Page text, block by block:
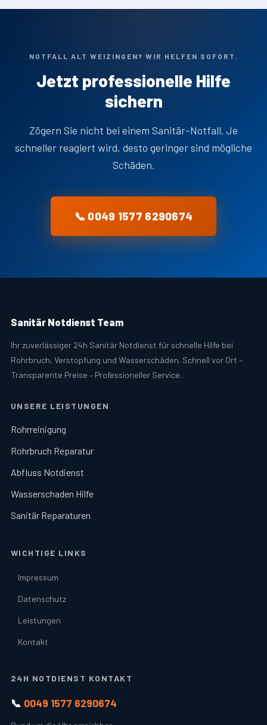
NOTFALL ALT WEIZINGEN? WIR HELFEN SOFORT.
Jetzt professionelle Hilfe
sichern
Zögern Sie nicht bei einem Sanitär-Notfall. Je
schneller reagiert wird, desto geringer sind mögliche
Schäden.
📞 0049 1577 6290674
Sanitär Notdienst Team
Ihr zuverlässiger 24h Sanitär Notdienst für schnelle Hilfe bei
Rohrbruch, Verstopfung und Wasserschäden. Schnell vor Ort –
Transparente Preise – Professioneller Service.
UNSERE LEISTUNGEN
Rohrreinigung
Rohrbruch Reparatur
Abfluss Notdienst
Wasserschaden Hilfe
Sanitär Reparaturen
WICHTIGE LINKS
Impressum
Datenschutz
Leistungen
Kontakt
24H NOTDIENST KONTAKT
📞 0049 1577 6290674